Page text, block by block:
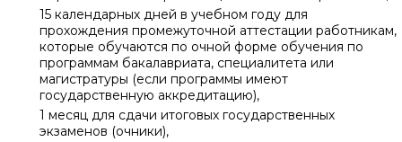
15 календарных дней в учебном году для
прохождения промежуточной аттестации работникам,
которые обучаются по очной форме обучения по
программам бакалавриата, специалитета или
магистратуры (если программы имеют
государственную аккредитацию),
1 месяц для сдачи итоговых государственных
экзаменов (очники),